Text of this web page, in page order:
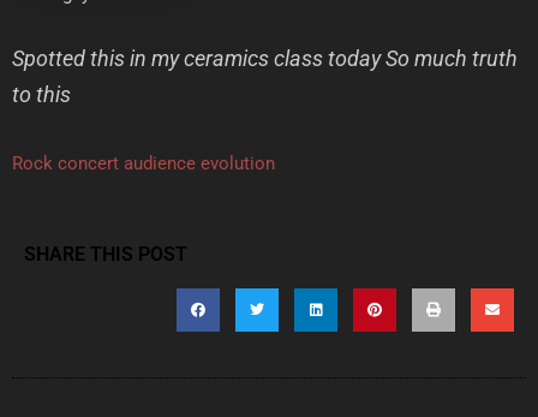
Spotted this in my ceramics class today So much truth
to this
Rock concert audience evolution
SHARE THIS POST